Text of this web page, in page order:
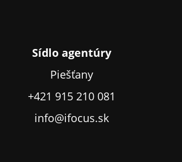
Sídlo agentúry
Piešťany
+421 915 210 081
info@ifocus.sk